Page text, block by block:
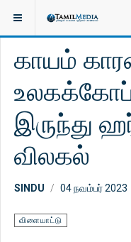
இருக்குமிடம்: செய்திகள்
காயம்
இருந்து
விலகல்
SINDU 04 நவம்பர் 2023
விளையாட்டு